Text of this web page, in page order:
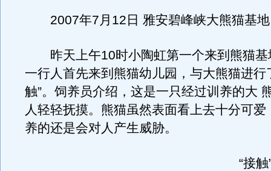
2007年7月12日 雅安碧峰峡大熊猫基地
昨天上午10时小陶虹第一个来到熊猫基
一行人首先来到熊猫幼儿园，与大熊猫进行
触”。饲养员介绍，这是一只经过训养的大
人轻轻抚摸。熊猫虽然表面看上去十分可爱
养的还是会对人产生威胁。
“接